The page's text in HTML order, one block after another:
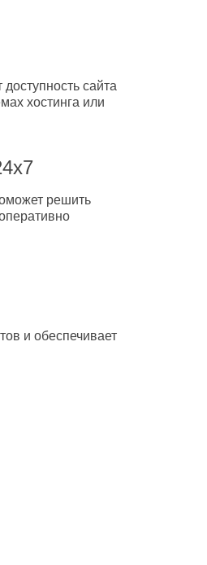
сайта
хостинга или
решить
и обеспечивает